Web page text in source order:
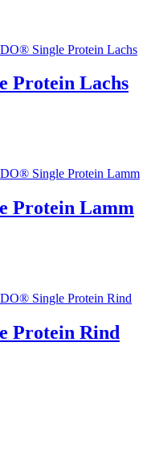
Protein Lachs
Protein Lamm
Protein Rind